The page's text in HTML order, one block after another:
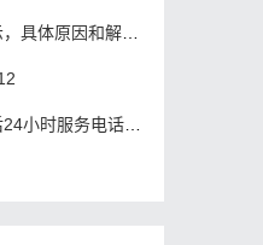
体原因和解决办法
电话,空调客服中心电话